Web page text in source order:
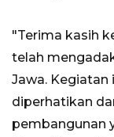
"Terima kasih
telah
Jawa.
diperhatikan
pembangunan